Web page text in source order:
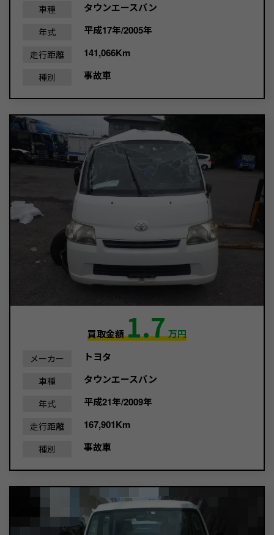
車種 タウンエースバン
年式 平成17年/2005年
走行距離 141,066Km
種別 事故車
買取金額1.7万円
メーカー トヨタ
車種 タウンエースバン
年式 平成21年/2009年
走行距離 167,901Km
種別 事故車